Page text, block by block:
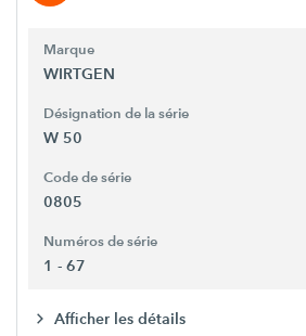
Marque
WIRTGEN
Désignation de la série
W 50
Code de série
0805
Numéros de série
1 - 67
Afficher les détails